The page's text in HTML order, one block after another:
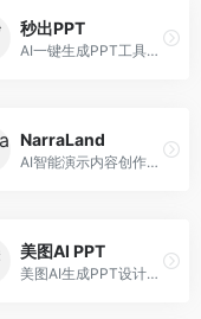
秒出PPT
AI一键生成PPT工具，专注于快速演示文稿制作。面向职场人士，支持主题输入、内容生成、模板套用等功能，PPT生成速度快，适合紧急制作场景。
NarraLand
AI智能演示内容创作平台，专注于叙事演示。面向内容创作者，提供故事创作、演示生成、动画设计等服务，演示内容生动有趣。
美图AI PPT
美图AI生成PPT设计工具，整合图像处理能力。面向设计师和职场人士，提供PPT生成、图片美化、设计优化等服务，视觉设计美观。